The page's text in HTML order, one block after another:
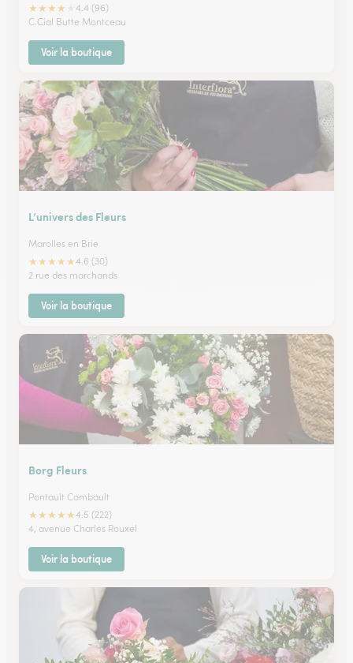
★★★★
4.4 (96)
C.Cial Butte Montceau
Voir la boutique
L’univers des Fleurs
Marolles en Brie
★★★★★4.6 (30)
2 rue des marchands
Voir la boutique
Borg Fleurs
Pontault Combault
★★★★★4.5 (222)
4, avenue Charles Rouxel
Voir la boutique